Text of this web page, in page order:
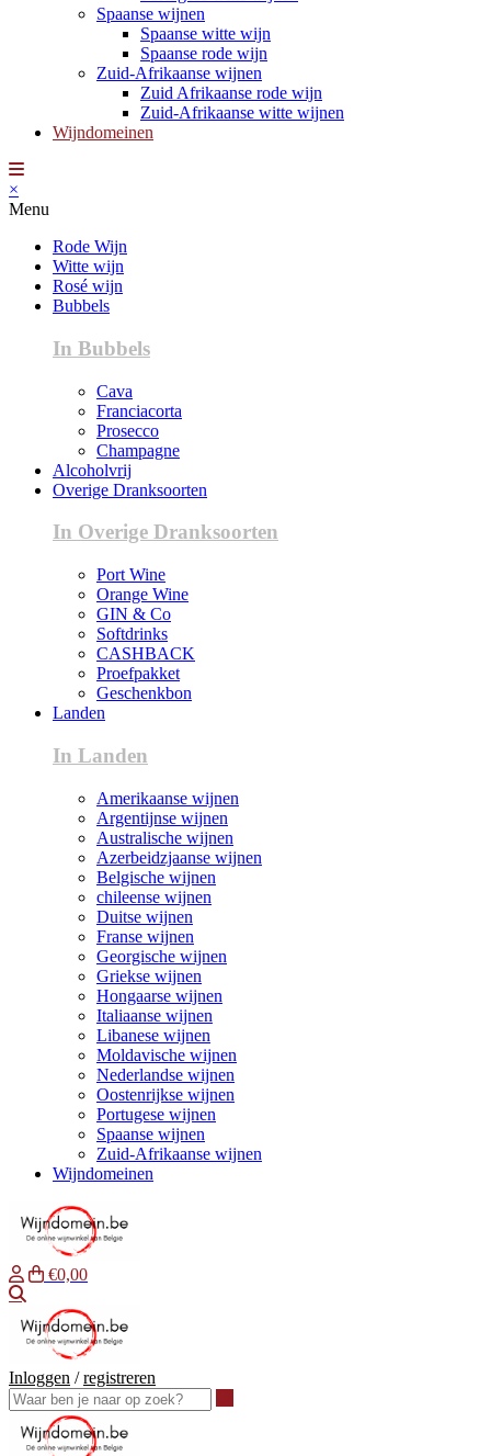
Spaanse wijnen
Spaanse witte wijn
Spaanse rode wijn
Zuid-Afrikaanse wijnen
Zuid Afrikaanse rode wijn
Zuid-Afrikaanse witte wijnen
Wijndomeinen
×
Menu
Rode Wijn
Witte wijn
Rosé wijn
Bubbels
In Bubbels
Cava
Franciacorta
Prosecco
Champagne
Alcoholvrij
Overige Dranksoorten
In Overige Dranksoorten
Port Wine
Orange Wine
GIN & Co
Softdrinks
CASHBACK
Proefpakket
Geschenkbon
Landen
In Landen
Amerikaanse wijnen
Argentijnse wijnen
Australische wijnen
Azerbeidzjaanse wijnen
Belgische wijnen
chileense wijnen
Duitse wijnen
Franse wijnen
Georgische wijnen
Griekse wijnen
Hongaarse wijnen
Italiaanse wijnen
Libanese wijnen
Moldavische wijnen
Nederlandse wijnen
Oostenrijkse wijnen
Portugese wijnen
Spaanse wijnen
Zuid-Afrikaanse wijnen
Wijndomeinen
€0,00
Inloggen /registreren